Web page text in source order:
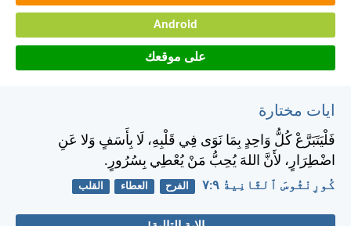
Android
على موقعك
ايات مختارة
فَلْيَتَبَرَّعْ كُلُّ وَاحِدٍ بِمَا نَوَى فِي قَلْبِهِ، لَا بِأَسَفٍ وَلا عَنِ
اضْطِرَارٍ، لأَنَّ اللهَ يُحِبُّ مَنْ يُعْطِي بِسُرُورٍ.
كُورِنْثُوسَ ٱلثَّانِيةُ ٩:‏٧ الفرح العطاء القلب